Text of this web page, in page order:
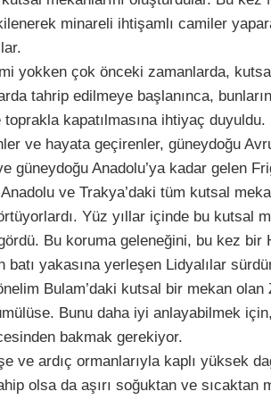
minareli ihtişamlı camiler
yokken çok önceki zamanlarda,
tahrip edilmeye başlanınca,
kapatılmasına ihtiyaç duyuldu.
ve hayata geçirenler, güneydoğu
güneydoğu Anadolu’ya kadar gelen
ve Trakya’daki tüm kutsal
Yüz yıllar içinde bu kutsal
Bu koruma geleneğini, bu kez bir
batı yakasına yerleşen Lidyalılar
Bulam’daki kutsal bir mekan olan
Bunu daha iyi anlayabilmek
bakmak gerekiyor.
ve ardıç ormanlarıyla kaplı yüksek
olsa da aşırı soğuktan ve sıcaktan